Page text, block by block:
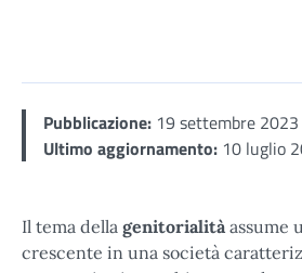
Pubblicazione: 19 settembre 2023
Ultimo aggiornamento: 10 luglio
Il tema della genitorialità assume
crescente in una società